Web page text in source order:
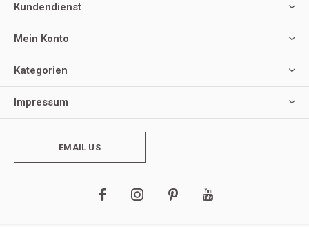
Kundendienst
Mein Konto
Kategorien
Impressum
EMAIL US